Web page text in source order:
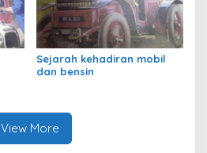
Sejarah kehadiran mobil
dan bensin
View More